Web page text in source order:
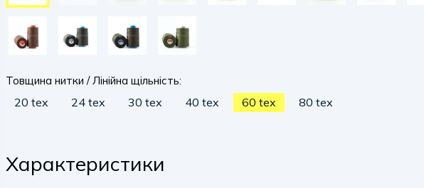
Товщина нитки / Лінійна щільність:
20 tex 24 tex 30 tex 40 tex 60 tex 80 tex
Характеристики